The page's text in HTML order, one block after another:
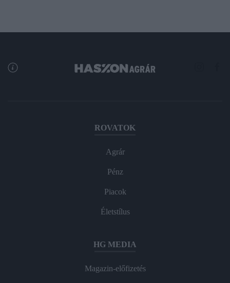
ROVATOK
Agrár
Pénz
Piacok
Életstílus
HG MEDIA
Magazin-előfizetés